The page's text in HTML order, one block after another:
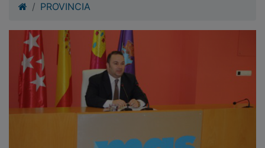
PROVINCIA